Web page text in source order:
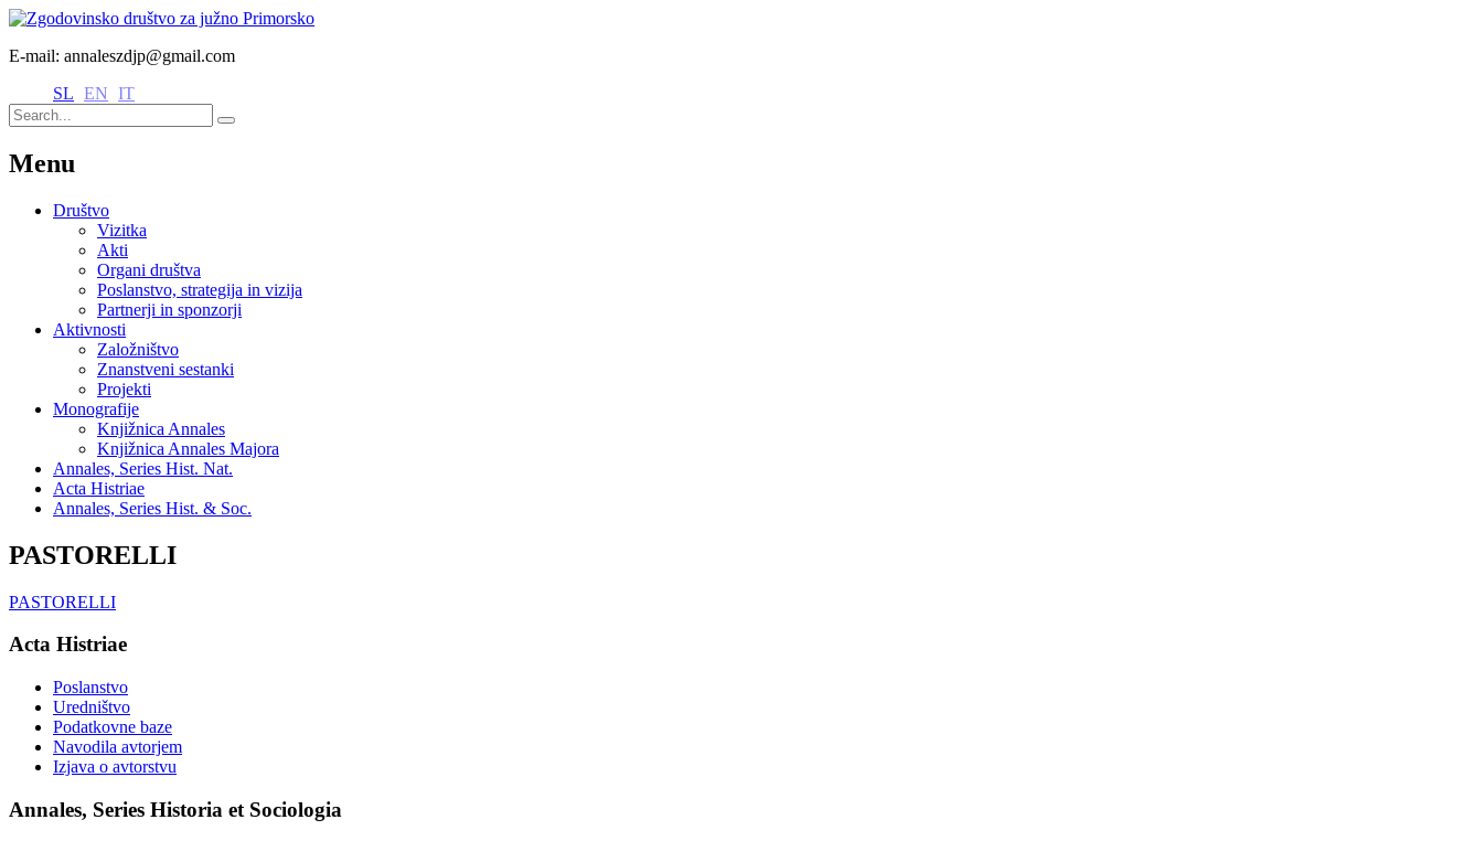
E-mail: annaleszdjp@gmail.com
SL EN IT
Menu
Društvo
Vizitka
Akti
Organi društva
Poslanstvo, strategija in vizija
Partnerji in sponzorji
Aktivnosti
Založništvo
Znanstveni sestanki
Projekti
Monografije
Knjižnica Annales
Knjižnica Annales Majora
Annales, Series Hist. Nat.
Acta Histriae
Annales, Series Hist. & Soc.
PASTORELLI
PASTORELLI
Acta Histriae
Poslanstvo
Uredništvo
Podatkovne baze
Navodila avtorjem
Izjava o avtorstvu
Annales, Series Historia et Sociologia